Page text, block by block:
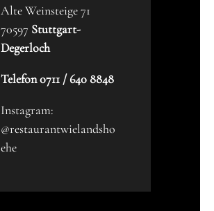
Alte Weinsteige 71
70597 Stuttgart-
Degerloch
Telefon 0711 / 640 8848
Instagram:
@restaurantwielandsho
ehe